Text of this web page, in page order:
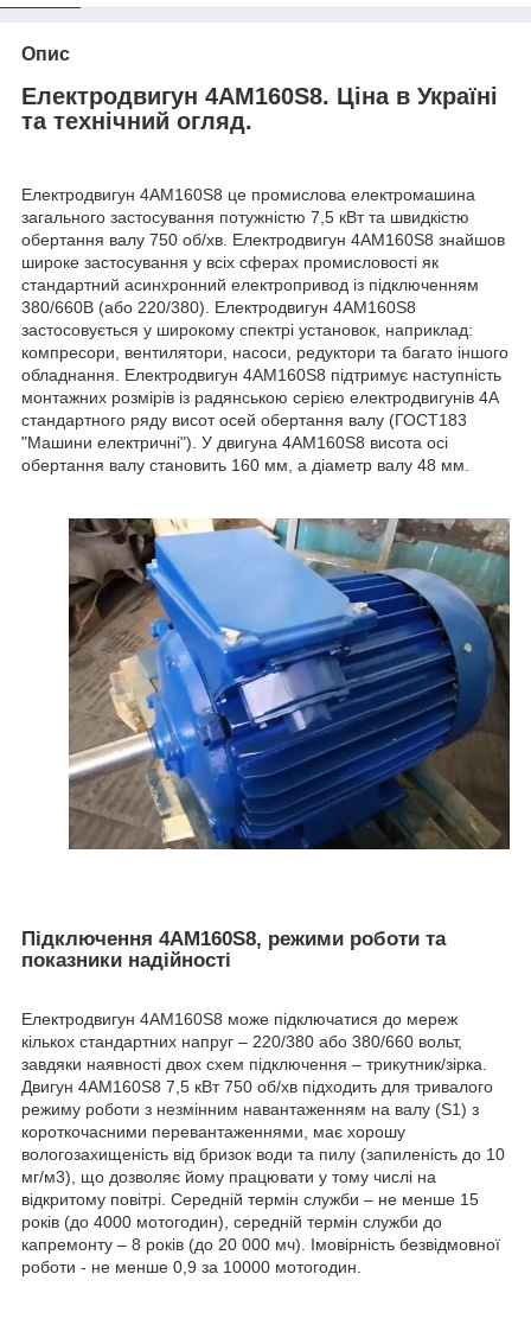
Опис
Електродвигун 4АМ160S8. Ціна в Україні
та технічний огляд.
Електродвигун 4АМ160S8 це промислова електромашина
загального застосування потужністю 7,5 кВт та швидкістю
обертання валу 750 об/хв. Електродвигун 4АМ160S8 знайшов
широке застосування у всіх сферах промисловості як
стандартний асинхронний електропривод із підключенням
380/660В (або 220/380). Електродвигун 4АМ160S8
застосовується у широкому спектрі установок, наприклад:
компресори, вентилятори, насоси, редуктори та багато іншого
обладнання. Електродвигун 4АМ160S8 підтримує наступність
монтажних розмірів із радянською серією електродвигунів 4А
стандартного ряду висот осей обертання валу (ГОСТ183
"Машини електричні"). У двигуна 4АМ160S8 висота осі
обертання валу становить 160 мм, а діаметр валу 48 мм.
Підключення 4АМ160S8, режими роботи та
показники надійності
Електродвигун 4АМ160S8 може підключатися до мереж
кількох стандартних напруг – 220/380 або 380/660 вольт,
завдяки наявності двох схем підключення – трикутник/зірка.
Двигун 4АМ160S8 7,5 кВт 750 об/хв підходить для тривалого
режиму роботи з незмінним навантаженням на валу (S1) з
короткочасними перевантаженнями, має хорошу
вологозахищеність від бризок води та пилу (запиленість до 10
мг/м3), що дозволяє йому працювати у тому числі на
відкритому повітрі. Середній термін служби – не менше 15
років (до 4000 мотогодин), середній термін служби до
капремонту – 8 років (до 20 000 мч). Імовірність безвідмовної
роботи - не менше 0,9 за 10000 мотогодин.